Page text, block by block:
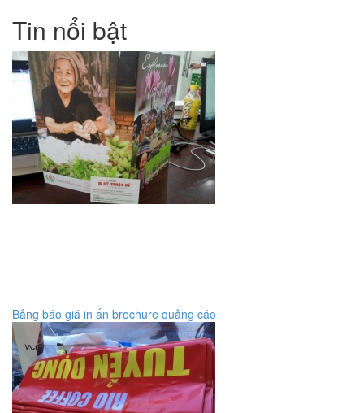
Tin nổi bật
Bảng báo giá in ấn brochure quảng cáo